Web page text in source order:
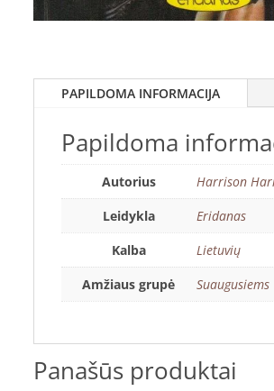
PAPILDOMA INFORMACIJA
Papildoma
Autorius
Harrison
Leidykla
Eridanas
Kalba
Lietuvių
Amžiaus grupė
Suaugusiems
Panašūs produktai